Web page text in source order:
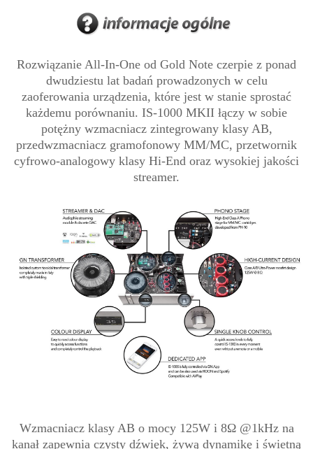
Rozwiązanie All-In-One od Gold Note czerpie z ponad
dwudziestu lat badań prowadzonych w celu
zaoferowania urządzenia, które jest w stanie sprostać
każdemu porównaniu. IS-1000 MKII łączy w sobie
potężny wzmacniacz zintegrowany klasy AB,
przedwzmacniacz gramofonowy MM/MC, przetwornik
cyfrowo-analogowy klasy Hi-End oraz wysokiej jakości
streamer.
Wzmacniacz klasy AB o mocy 125W i 8Ω @1kHz na
kanał zapewnia czysty dźwięk, żywą dynamikę i świetną